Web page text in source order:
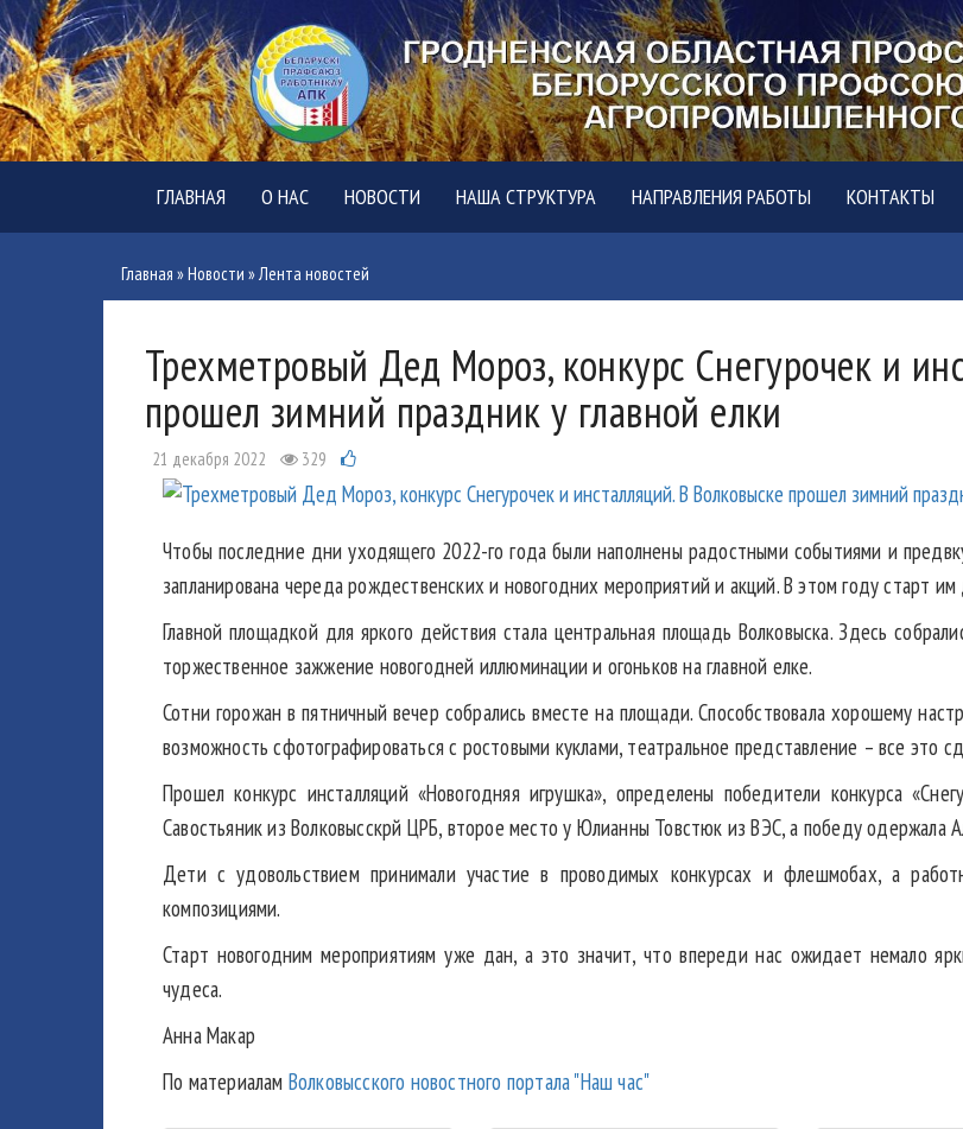
ГЛАВНАЯ О НАС НОВОСТИ НАША СТРУКТУРА НАПРАВЛЕНИЯ РАБОТЫ КОНТАКТЫ
Главная »Новости »Лента новостей
Трехметровый Дед Мороз, конкурс Снегурочек и
прошел зимний праздник у главной елки
21 декабря 2022 329
Чтобы последние дни уходящего 2022-го года были наполнены радостными событиями и
запланирована череда рождественских и новогодних мероприятий и акций. В этом году старт
Главной площадкой для яркого действия стала центральная площадь Волковыска. Здесь
торжественное зажжение новогодней иллюминации и огоньков на главной елке.
Сотни горожан в пятничный вечер собрались вместе на площади. Способствовала хорошему
возможность сфотографироваться с ростовыми куклами, театральное представление – все это
Прошел конкурс инсталляций «Новогодняя игрушка», определены победители конкурса
Савостьяник из Волковысскрй ЦРБ, второе место у Юлианны Товстюк из ВЭС, а победу одержала
Дети с удовольствием принимали участие в проводимых конкурсах и флешмобах, а
композициями.
Старт новогодним мероприятиям уже дан, а это значит, что впереди нас ожидает немало
чудеса.
Анна Макар
По материалам Волковысского новостного портала "Наш час"